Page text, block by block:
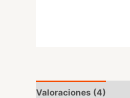
Valoraciones (4)